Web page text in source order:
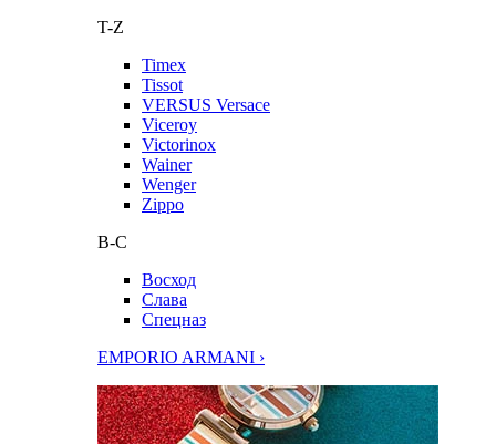
T-Z
Timex
Tissot
VERSUS Versace
Viceroy
Victorinox
Wainer
Wenger
Zippo
В-С
Восход
Слава
Спецназ
EMPORIO ARMANI ›